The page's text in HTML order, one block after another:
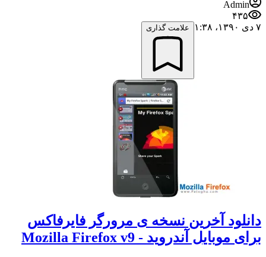
Admin
۴۳۵
۷ دی ۱۳۹۰،‏ ۱:۳۸
علامت گذاری
دانلود آخرین نسخه ی مرورگر فایرفاکس
برای موبایل آندروید - Mozilla Firefox v9